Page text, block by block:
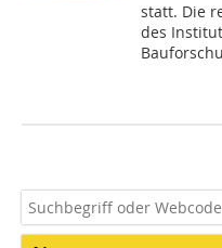
statt. Die
des